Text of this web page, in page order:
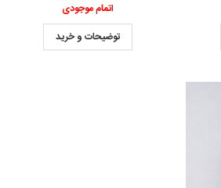
اتمام موجودی
توضیحات و خرید